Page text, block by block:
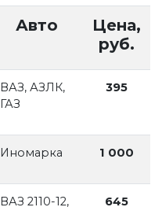
Авто
Цена,
руб.
ВАЗ, АЗЛК,
ГАЗ
395
Иномарка 1 000
ВАЗ 2110-12,
645